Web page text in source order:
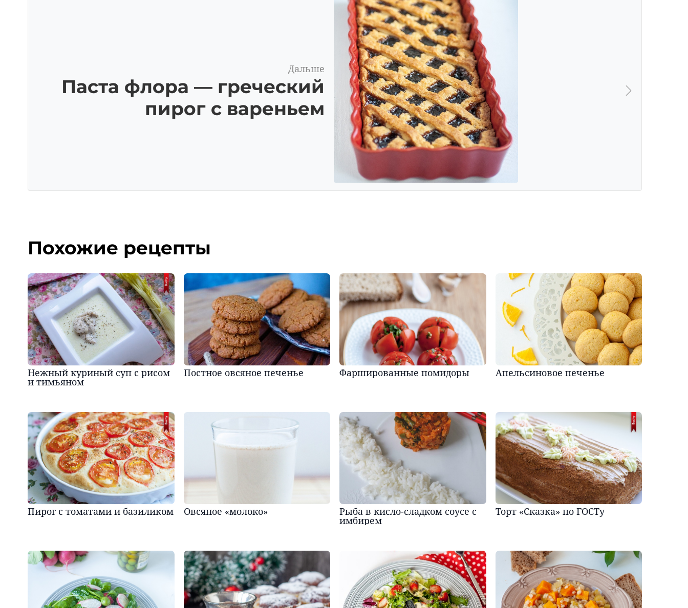
Дальше
Паста флора — греческий
пирог с вареньем
Похожие рецепты
Нежный куриный суп с рисом
и тимьяном
Постное овсяное печенье Фаршированные помидоры Апельсиновое печенье
Пирог с томатами и базиликом Овсяное «молоко» Рыба в кисло-сладком соусе с
имбирем
Торт «Сказка» по ГОСТу